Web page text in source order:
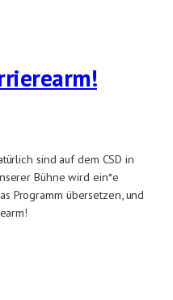
sind auf dem CSD in
Bühne wird ein*e
Programm übersetzen, und